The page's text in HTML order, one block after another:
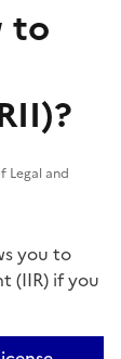
to
Legal and
you to
(IIR) if you